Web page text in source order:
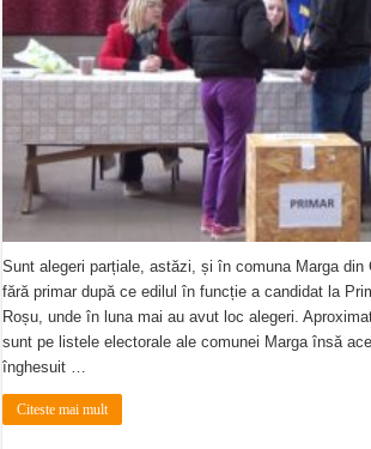
Sunt alegeri parțiale, astăzi, și în comuna Marga din
fără primar după ce edilul în funcție a candidat la
Roșu, unde în luna mai au avut loc alegeri.
sunt pe listele electorale ale comunei Marga însă
înghesuit …
Citeste mai mult